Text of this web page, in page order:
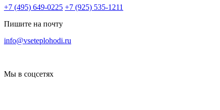
+7 (495) 649-0225 +7 (925) 535-1211
Пишите на почту
info@vseteplohodi.ru
Мы в соцсетях